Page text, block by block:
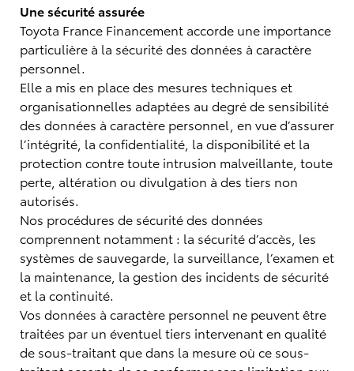
Une sécurité assurée
Toyota France Financement accorde une importance
particulière à la sécurité des données à caractère
personnel.
Elle a mis en place des mesures techniques et
organisationnelles adaptées au degré de sensibilité
des données à caractère personnel, en vue d’assurer
l’intégrité, la confidentialité, la disponibilité et la
protection contre toute intrusion malveillante, toute
perte, altération ou divulgation à des tiers non
autorisés.
Nos procédures de sécurité des données
comprennent notamment : la sécurité d’accès, les
systèmes de sauvegarde, la surveillance, l’examen et
la maintenance, la gestion des incidents de sécurité
et la continuité.
Vos données à caractère personnel ne peuvent être
traitées par un éventuel tiers intervenant en qualité
de sous-traitant que dans la mesure où ce sous-